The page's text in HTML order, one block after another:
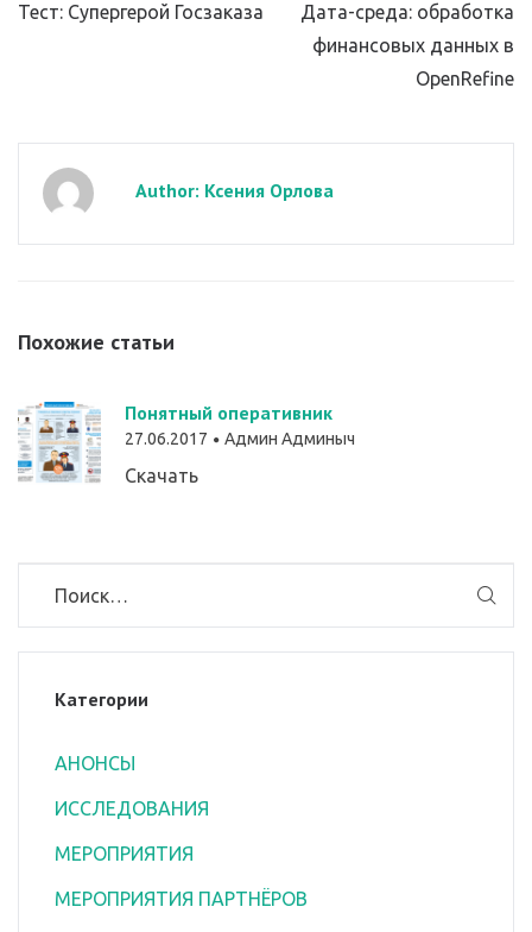
Тест: Супергерой Госзаказа
Дата-среда: обработка
финансовых данных в
OpenRefine
Author: Ксения Орлова
Похожие статьи
Понятный оперативник
27.06.2017 Админ Админыч
Скачать
Категории
АНОНСЫ
ИССЛЕДОВАНИЯ
МЕРОПРИЯТИЯ
МЕРОПРИЯТИЯ ПАРТНЁРОВ